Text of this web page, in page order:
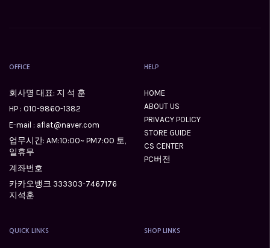
OFFICE
회사명 대표: 지 석 훈
HP : 010-9860-1382
E-mail : aflat@naver.com
업무시간: AM:10:00~ PM7:00 토,
일휴무
계좌번호
카카오뱅크 333303-7467176
지석훈
HELP
HOME
ABOUT US
PRIVACY POLICY
STORE GUIDE
CS CENTER
PC버전
QUICK LINKS SHOP LINKS